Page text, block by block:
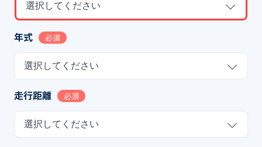
選択してください
年式 必須
選択してください
走行距離 必須
選択してください